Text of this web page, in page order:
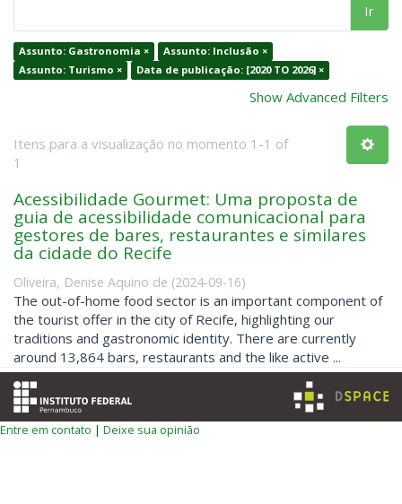
Ir
Assunto: Gastronomia ×
Assunto: Inclusão ×
Assunto: Turismo ×
Data de publicação: [2020 TO 2026] ×
Show Advanced Filters
Itens para a visualização no momento 1-1 of
1
Acessibilidade Gourmet: Uma proposta de
guia de acessibilidade comunicacional para
gestores de bares, restaurantes e similares
da cidade do Recife
Oliveira, Denise Aquino de (2024-09-16)
The out-of-home food sector is an important component of
the tourist offer in the city of Recife, highlighting our
traditions and gastronomic identity. There are currently
around 13,864 bars, restaurants and the like active ...
Entre em contato | Deixe sua opinião